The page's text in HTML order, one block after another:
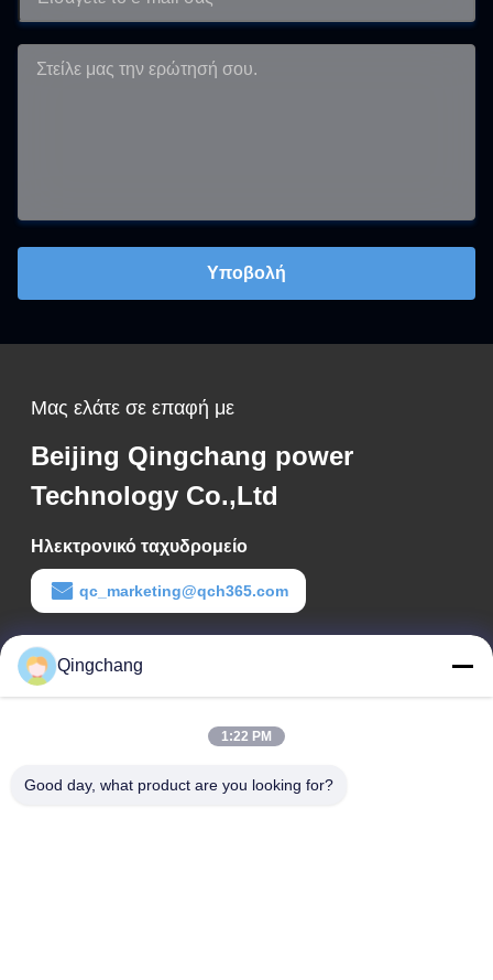
Υποβολή
Μας ελάτε σε επαφή με
Beijing Qingchang power
Technology Co.,Ltd
Ηλεκτρονικό ταχυδρομείο
qc_marketing@qch365.com
Χρόνος εργασίας
00:00-23:59
C1111 GEM Techcenter, αριθμός 9, 3η οδός του Shangdi,
Qingchang
1:22 PM
Good day, what product are you looking for?